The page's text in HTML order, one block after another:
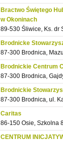
Bractwo Świętego
w Okoninach
89-530 Śliwice, Ks. dr
Brodnicke
87-300 Brodnica,
Brodnickie Centrum
87-300 Brodnica,
Brodnickie
87-300 Brodnica, ul.
Caritas
86-150 Osie, Szkolna
CENTRUM